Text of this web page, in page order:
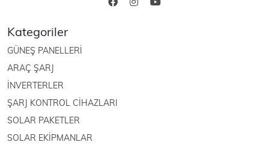
Kategoriler
GÜNEŞ PANELLERİ
ARAÇ ŞARJ
İNVERTERLER
ŞARJ KONTROL CİHAZLARI
SOLAR PAKETLER
SOLAR EKİPMANLAR